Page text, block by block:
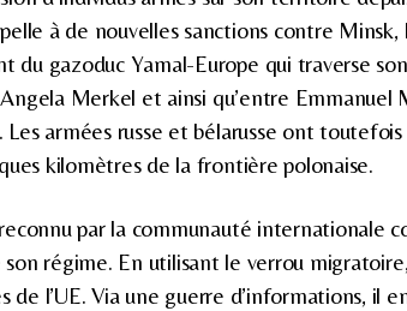
à de nouvelles sanctions contre
du gazoduc Yamal-Europe qui traverse
Merkel et ainsi qu’entre
Les armées russe et bélarusse ont
kilomètres de la frontière polonaise.
reconnu par la communauté internationale
régime. En utilisant le verrou
de l’UE. Via une guerre d’informations, il